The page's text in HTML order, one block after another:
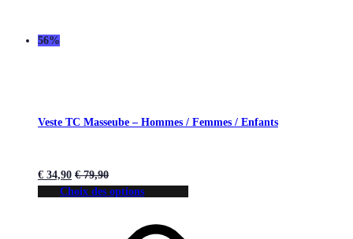
56%
Veste TC Masseube – Hommes / Femmes / Enfants
€ 34,90 €79,90
Choix des options